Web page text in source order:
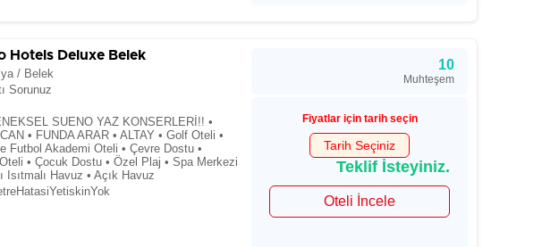
Hotels Deluxe Belek
/ Belek
Sorunuz
SUENO YAZ KONSERLERİ!! •
• FUNDA ARAR • ALTAY • Golf Oteli •
Futbol Akademi Oteli • Çevre Dostu •
• Çocuk Dostu • Özel Plaj • Spa Merkezi
Isıtmalı Havuz • Açık Havuz
10
Muhteşem
Fiyatlar için tarih seçin
Tarih Seçiniz
Teklif İsteyiniz.
Oteli İncele